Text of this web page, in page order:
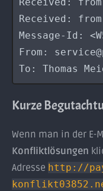
Received:
Received:
Message-Id:
From:
To: Thomas
Kurze
Wenn man in der E-
Konfliktlösungen
Adresse http://